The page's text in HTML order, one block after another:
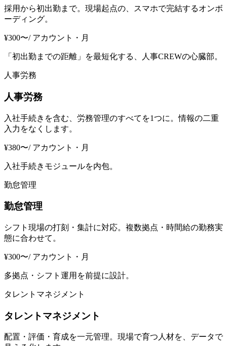
採用から初出勤まで。現場起点の、スマホで完結するオンボ
ーディング。
¥300〜/ アカウント・ 月
「初出勤までの距離」を最短化する、人事CREWの心臓部。
人事労務
人事労務
入社手続きを含む、労務管理のすべてを1つに。情報の二重
入力をなくします。
¥380〜/ アカウント・ 月
入社手続きモジュールを内包。
勤怠管理
勤怠管理
シフト現場の打刻・集計に対応。複数拠点・時間給の勤務実
態に合わせて。
¥300〜/ アカウント・ 月
多拠点・シフト運用を前提に設計。
タレントマネジメント
タレントマネジメント
配置・評価・育成を一元管理。現場で育つ人材を、データで